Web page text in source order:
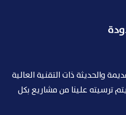
والحديثة ذات التقنية العالية
ترسيته علينا من مشاريع بكل